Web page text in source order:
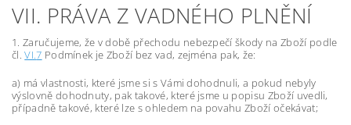
VII. PRÁVA Z VADNÉHO PLNĚNÍ
1. Zaručujeme, že v době přechodu nebezpečí škody na Zboží podle
čl.VI.7 Podmínek je Zboží bez vad, zejména pak, že:
a) má vlastnosti, které jsme si s Vámi dohodnuli, a pokud nebyly
výslovně dohodnuty, pak takové, které jsme u popisu Zboží uvedli,
případně takové, které lze s ohledem na povahu Zboží očekávat;